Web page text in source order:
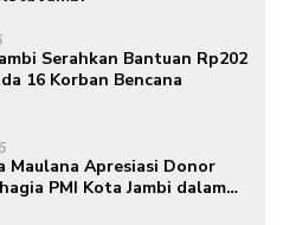
Serahkan Bantuan Rp202
16 Korban Bencana
Maulana Apresiasi Donor
PMI Kota Jambi dalam